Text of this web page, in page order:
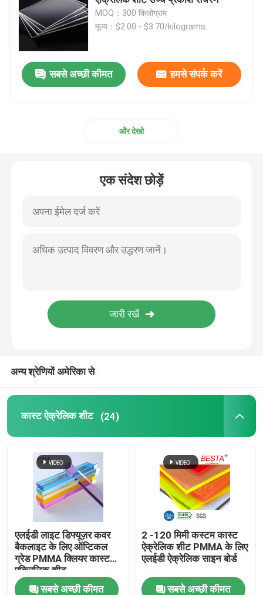
कास्ट ऐक्रेलिक शीट
पारदर्शी एक्रिलिक शीट
आधुनिक एक्रिलिक फर्नीचर
लाइट गाइड ऐक्रेलिक शीट
एक्सट्रूडेड ऐक्रेलिक शीट
डबल लेयर एक्रिलिक शीट
ग्लिटर एक्रिलिक शीट
अग्निरोधक एक्रिलिक शीट
पारदर्शी एक्रिलिक पट्टी
पारदर्शी ऐक्रेलिक हिंग्स
ठोस एक्रिलिक गोला
दर्पण ऐक्रेलिक शीट
MOQ：300 किलोग्राम
मूल्य：$2.00 - $3.70/kilograms
सबसे अच्छी कीमत हमसे संपर्क करें
और देखो
एक संदेश छोड़ें
अन्य श्रेणियों अमेरिका से
कास्ट ऐक्रेलिक शीट (24)
एलईडी लाइट डिफ्यूज़र कवर
बैकलाइट के लिए ऑप्टिकल
ग्रेड PMMA क्लियर कास्ट
एक्रिलिक शीट
सबसे अच्छी कीमत
2 -120 मिमी कस्टम कास्ट
ऐक्रेलिक शीट PMMA के लिए
एलईडी ऐक्रेलिक साइन बोर्ड
सबसे अच्छी कीमत